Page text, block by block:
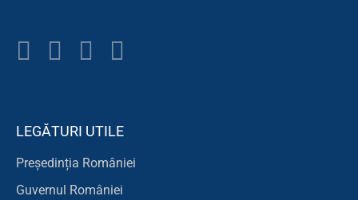
LEGĂTURI UTILE
Președinția României
Guvernul României